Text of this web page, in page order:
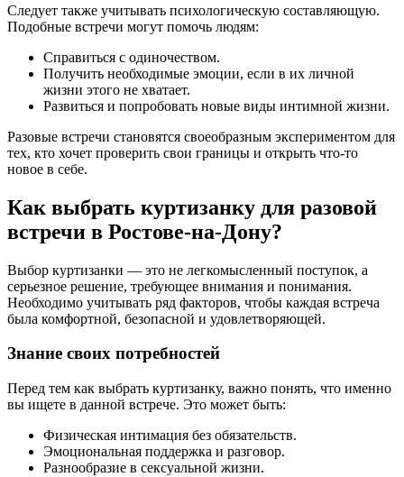
Следует также учитывать психологическую составляющую.
Подобные встречи могут помочь людям:
Справиться с одиночеством.
Получить необходимые эмоции, если в их личной
жизни этого не хватает.
Развиться и попробовать новые виды интимной жизни.
Разовые встречи становятся своеобразным экспериментом для
тех, кто хочет проверить свои границы и открыть что-то
новое в себе.
Как выбрать куртизанку для разовой
встречи в Ростове-на-Дону?
Выбор куртизанки — это не легкомысленный поступок, а
серьезное решение, требующее внимания и понимания.
Необходимо учитывать ряд факторов, чтобы каждая встреча
была комфортной, безопасной и удовлетворяющей.
Знание своих потребностей
Перед тем как выбрать куртизанку, важно понять, что именно
вы ищете в данной встрече. Это может быть:
Физическая интимация без обязательств.
Эмоциональная поддержка и разговор.
Разнообразие в сексуальной жизни.